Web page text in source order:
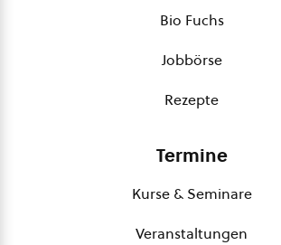
Bio Fuchs
Jobbörse
Rezepte
Termine
Kurse & Seminare
Veranstaltungen